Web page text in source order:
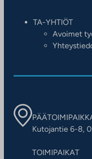
TA-YHTIÖT
Avoimet
Kutojantie 6-8,
TOIMIPAIKAT